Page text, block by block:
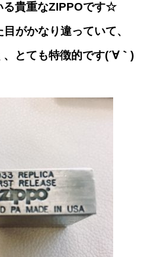
る貴重なZIPPOです☆
がかなり違っていて、
とても特徴的です(´∀｀)